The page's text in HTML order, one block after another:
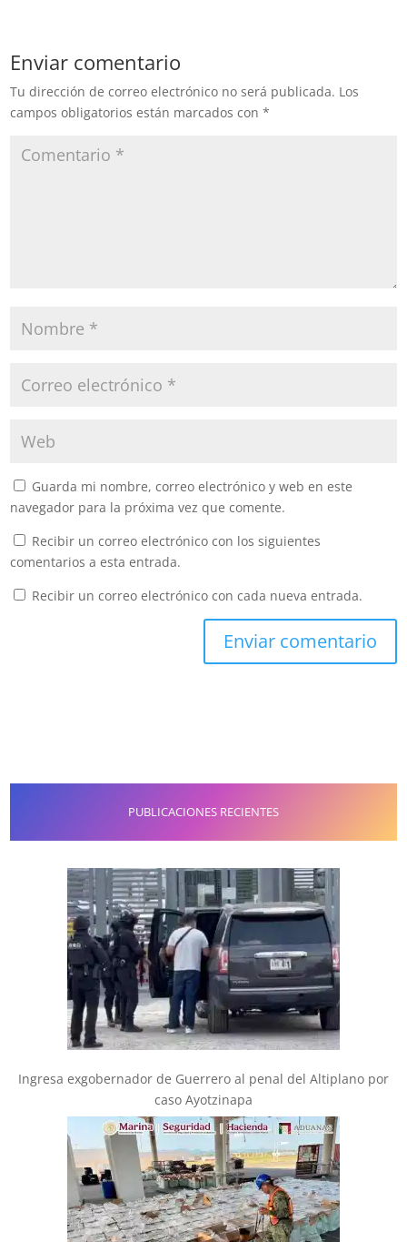
Enviar comentario
Tu dirección de correo electrónico no será publicada. Los
campos obligatorios están marcados con*
Guarda mi nombre, correo electrónico y web en este
navegador para la próxima vez que comente.
Recibir un correo electrónico con los siguientes
comentarios a esta entrada.
Recibir un correo electrónico con cada nueva entrada.
PUBLICACIONES RECIENTES
Ingresa exgobernador de Guerrero al penal del Altiplano por
caso Ayotzinapa